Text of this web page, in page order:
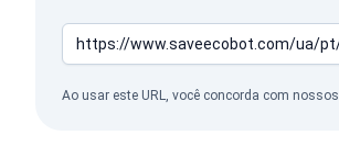
Ao usar este URL, você concorda com nossos